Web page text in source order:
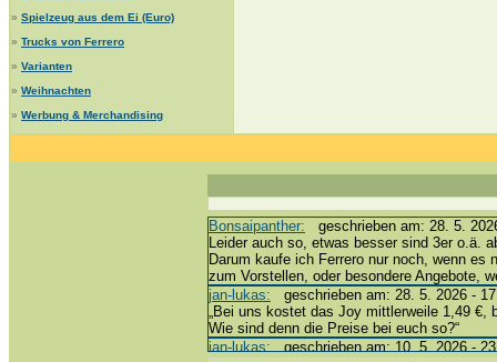
» Spielzeug aus dem Ei (Euro)
» Trucks von Ferrero
» Varianten
» Weihnachten
» Werbung & Merchandising
Bonsaipanther: geschrieben am: 28. 5.
Leider auch so, etwas besser sind 3er o.ä.
Darum kaufe ich Ferrero nur noch, wenn es
zum Vorstellen, oder besondere Angebote,
jan-lukas: geschrieben am: 28. 5. 2026 -
„Bei uns kostet das Joy mittlerweile 1,49 €,
Wie sind denn die Preise bei euch so?“
jan-lukas:geschrieben am: 10. 5. 2026 -